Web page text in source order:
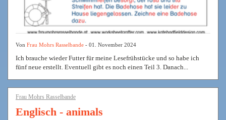
Von Frau Mohrs Rasselbande - 01. November 2024
Ich brauche wieder Futter für meine Lesefrühstücke und so habe ich
fünf neue erstellt. Eventuell gibt es noch einen Teil 3. Danach...
Frau Mohrs Rasselbande
Englisch - animals